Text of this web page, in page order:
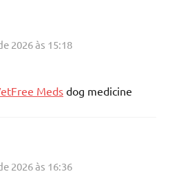
2026 às 15:18
Medsdog medicine
2026 às 16:36